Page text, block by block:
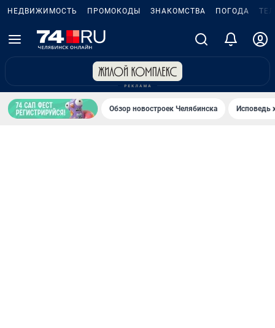
НЕДВИЖИМОСТЬ ПРОМОКОДЫ ЗНАКОМСТВА ПОГОДА
Обзор новостроек Челябинска Исповедь